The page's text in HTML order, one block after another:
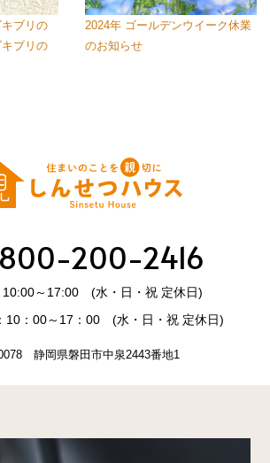
ブリの
ブリの
2024年 ゴールデンウイーク休業
のお知らせ
200-2416
10:00～17:00 (水・日・祝 定休日)
10：00～17：00 (水・日・祝 定休日)
静岡県磐田市中泉2443番地1